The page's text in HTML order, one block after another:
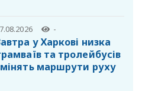
-
у Харкові низка
та тролейбусів
маршрути руху